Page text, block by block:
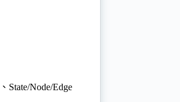
State/Node/Edge